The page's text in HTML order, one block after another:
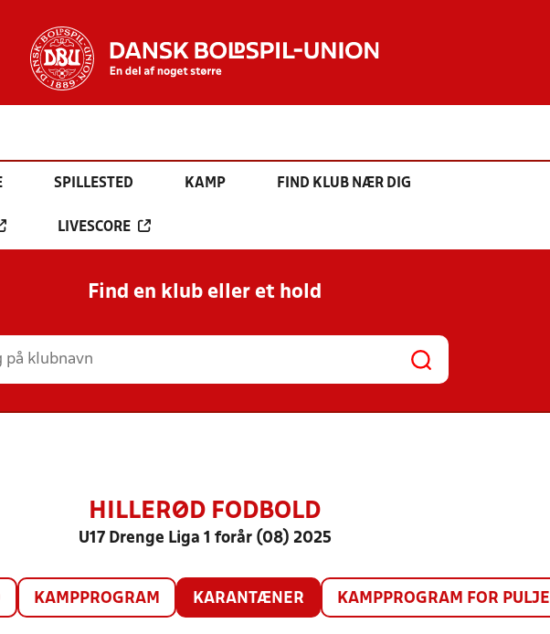
SPILLESTED KAMP FIND KLUB NÆR DIG
LIVESCORE
Find en klub eller et hold
HILLERØD FODBOLD
U17 Drenge Liga 1 forår (08) 2025
KAMPPROGRAM KARANTÆNER KAMPPROGRAM FOR PULJE